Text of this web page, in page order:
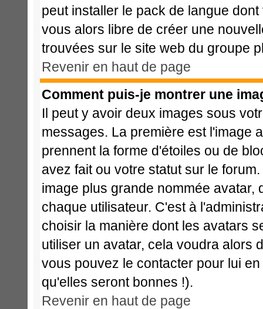
peut installer le pack de langue
vous alors libre de créer une
trouvées sur le site web du groupe
Revenir en haut de page
Comment puis-je montrer une
Il peut y avoir deux images sous
messages. La première est l'image
prennent la forme d'étoiles ou de
avez fait ou votre statut sur le
image plus grande nommée
chaque utilisateur. C'est à
choisir la manière dont les avatars
utiliser un avatar, cela voudra alors
vous pouvez le contacter pour lui
qu'elles seront bonnes !).
Revenir en haut de page